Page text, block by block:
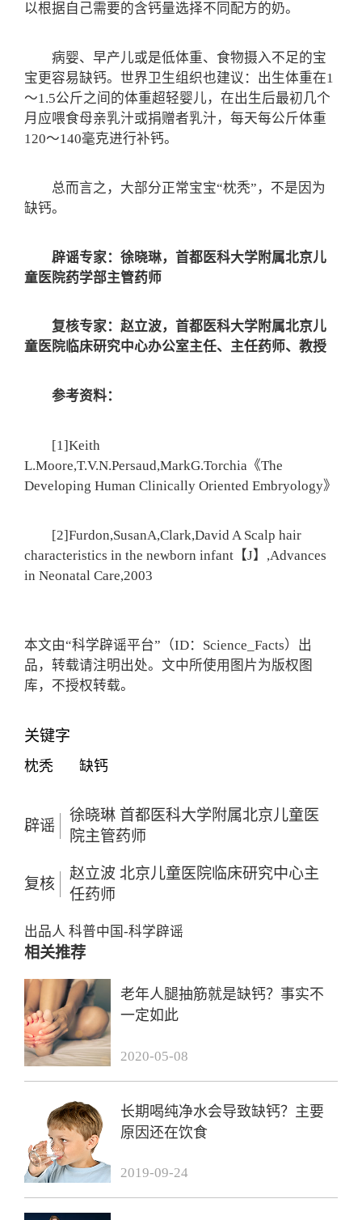
以根据自己需要的含钙量选择不同配方的奶。
病婴、早产儿或是低体重、食物摄入不足的宝
宝更容易缺钙。世界卫生组织也建议：出生体重在1
～1.5公斤之间的体重超轻婴儿，在出生后最初几个
月应喂食母亲乳汁或捐赠者乳汁，每天每公斤体重
120～140毫克进行补钙。
总而言之，大部分正常宝宝“枕秃”，不是因为
缺钙。
辟谣专家：徐晓琳，首都医科大学附属北京儿
童医院药学部主管药师
复核专家：赵立波，首都医科大学附属北京儿
童医院临床研究中心办公室主任、主任药师、教授
参考资料：
[1]Keith
L.Moore,T.V.N.Persaud,MarkG.Torchia《The
Developing Human Clinically Oriented Embryology》
[2]Furdon,SusanA,Clark,David A Scalp hair
characteristics in the newborn infant【J】,Advances
in Neonatal Care,2003
本文由“科学辟谣平台”（ID：Science_Facts）出
品，转载请注明出处。文中所使用图片为版权图
库，不授权转载。
关键字
枕秃 缺钙
辟谣
徐晓琳 首都医科大学附属北京儿童医
院主管药师
复核
赵立波 北京儿童医院临床研究中心主
任药师
出品人 科普中国-科学辟谣
相关推荐
老年人腿抽筋就是缺钙？事实不
一定如此
2020-05-08
长期喝纯净水会导致缺钙？主要
原因还在饮食
2019-09-24